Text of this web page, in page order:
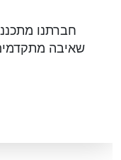
חברתנו
שאיבה